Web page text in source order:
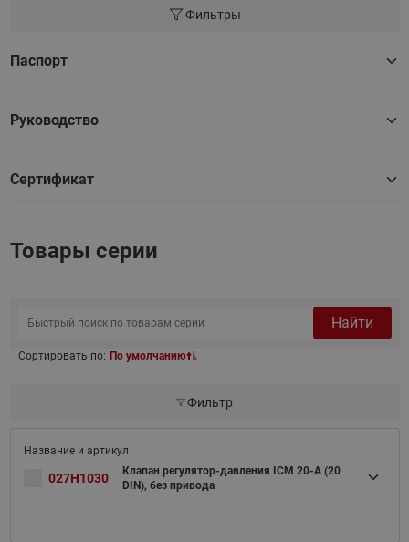
Фильтры
Паспорт
Руководство
Сертификат
Товары серии
Найти
Сортировать по: По умолчанию
Фильтр
027H1030
Клапан регулятор-давления ICM 20-A (20
DIN), без привода